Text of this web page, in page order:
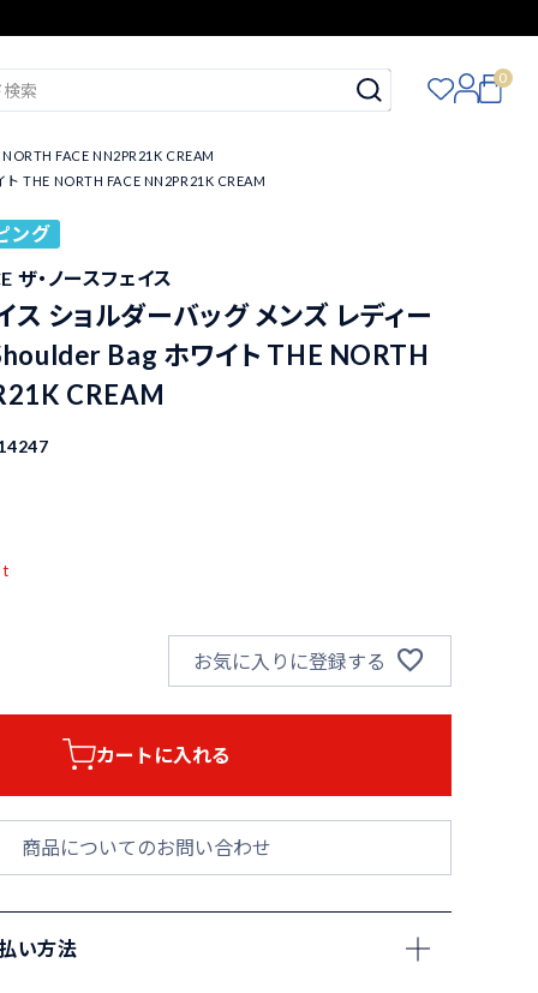
0
FACE NN2PR21K CREAM
THE NORTH FACE NN2PR21K CREAM
ング
・ノースフェイス
ス ショルダーバッグ メンズ レディー
Bag ホワイト THE NORTH
CREAM
お気に入りに登録する
カートに入れる
商品についてのお問い合わせ
い方法